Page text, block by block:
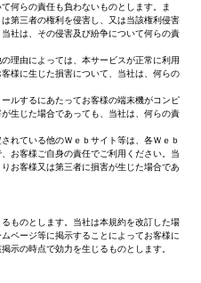
何らの責任も負わないものとします。ま
第三者の権利を侵害し、又は当該権利侵害
社は、その侵害及び紛争について何らの責
理由によっては、本サービスが正常に利用
様に生じた損害について、当社は、何らの
ルするにあたってお客様の端末機がコンピ
生じた場合であっても、当社は、何らの責
れている他のＷｅｂサイト等は、各Ｗｅｂ
お客様ご自身の責任でご利用ください。当
お客様又は第三者に損害が生じた場合であ
ものとします。当社は本規約を改訂した場
ページ等に掲示することによってお客様に
示の時点で効力を生じるものとします。